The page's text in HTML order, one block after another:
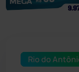
Rio do